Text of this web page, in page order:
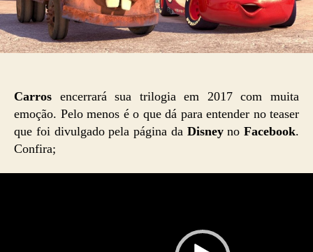
Carros encerrará sua trilogia em 2017 com muita
emoção. Pelo menos é o que dá para entender no teaser
que foi divulgado pela página da Disneyno Facebook.
Confira;